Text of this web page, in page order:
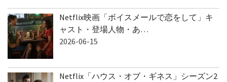
Netflix映画「ボイスメールで恋をして」キ
ャスト・登場人物・あ…
2026-06-15
Netflix「ハウス・オブ・ギネス」シーズン2